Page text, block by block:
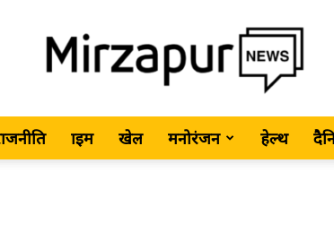
MirzapurNews.com
क्राइम खेल मनोरंजन हेल्थ